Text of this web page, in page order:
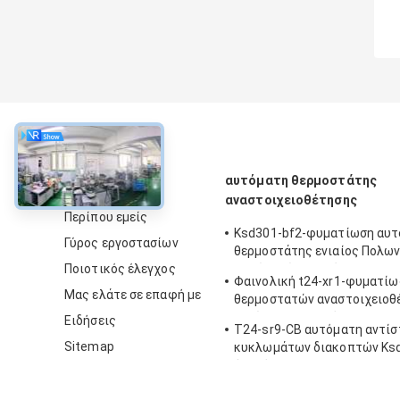
περίπου
Περίπου εμείς
Γύρος εργοστασίων
Ποιοτικός έλεγχος
Μας ελάτε σε επαφή με
Ειδήσεις
Sitemap
αυτόματη θερμοστάτης
αναστοιχειοθέτησης
Ksd301-bf2-φυματίωση
θερμοστάτης ενιαίος
Φαινολική t24-xr1-
θερμοστατών
λειτουργούντα Temp
T24-sr9-CB αυτόματη
κυκλωμάτων διακοπτών